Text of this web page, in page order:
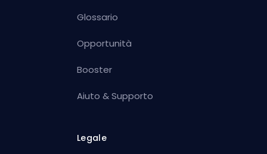
Glossario
Opportunità
Booster
Aiuto & Supporto
Legale